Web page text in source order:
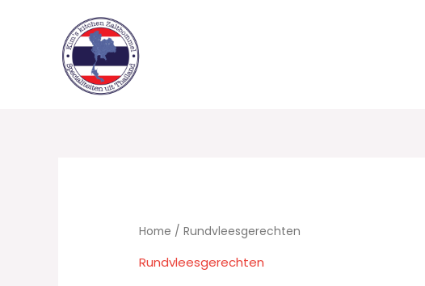
Home / Rundvleesgerechten
Rundvleesgerechten